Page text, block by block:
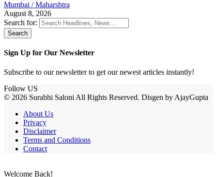
Mumbai / Maharshtra
August 8, 2026
Search for:
Sign Up for Our Newsletter
Subscribe to our newsletter to get our newest articles instantly!
Follow US
© 2026 Surabhi Saloni All Rights Reserved. Disgen by AjayGupta
About Us
Privacy
Disclaimer
Terms and Conditions
Contact
Welcome Back!